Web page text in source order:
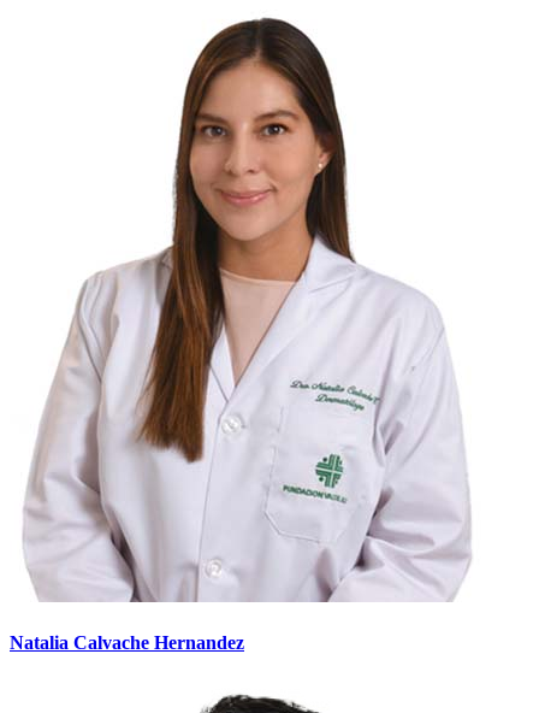
Natalia Calvache Hernandez